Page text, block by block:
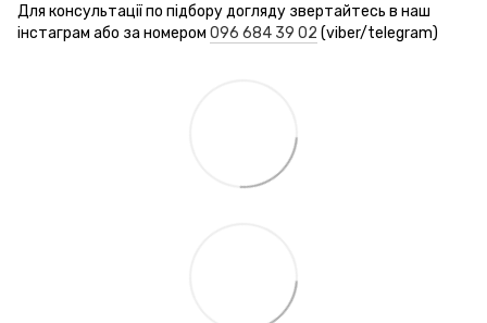
Для консультації по підбору догляду звертайтесь в наш
інстаграм або за номером 096 684 39 02 (viber/telegram)